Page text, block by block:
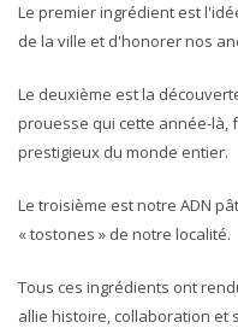
Le premier ingrédient est
de la ville et d'honorer nos
Le deuxième est la
prouesse qui cette année-là,
prestigieux du monde entier.
Le troisième est notre ADN
« tostones » de notre localité.
Tous ces ingrédients ont
allie histoire, collaboration et